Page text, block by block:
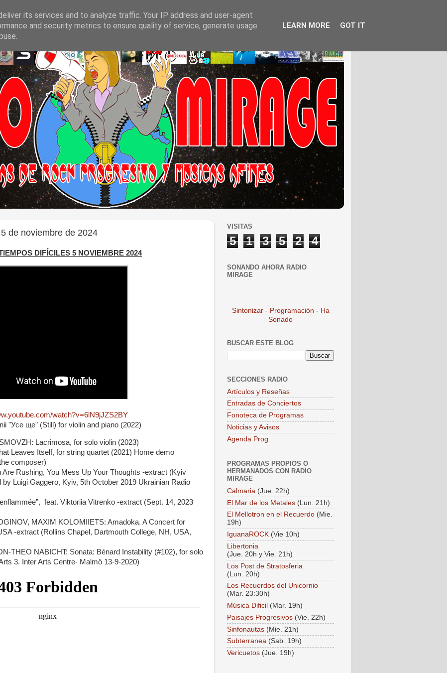
de noviembre de 2024
DIFÍCILES 5 NOVIEMBRE 2024
watch?v=6lN9jJZS2BY
"Усе ще" (Still) for violin and piano (2022)
Lacrimosa, for solo violin (2023)
Leaves Itself, for string quartet (2021) Home demo
composer)
Are Rushing, You Mess Up Your Thoughts -extract (Kyiv
Luigi Gaggero, Kyiv, 5th October 2019 Ukrainian Radio
feat. Viktoriia Vitrenko -extract (Sept. 14, 2023
MAXIM KOLOMIIETS: Amadoka. A Concert for
-extract (Rollins Chapel, Dartmouth College, NH, USA,
THEO NABICHT: Sonata: Bénard Instability (#102), for solo
3. Inter Arts Centre- Malmö 13-9-2020)
VISITAS
5 1 3 5 2 4
SONANDO AHORA RADIO
MIRAGE
Sintonizar - Programación - Ha
Sonado
BUSCAR ESTE BLOG
SECCIONES RADIO
Artículos y Reseñas
Entradas de Conciertos
Fonoteca de Programas
Noticias y Avisos
Agenda Prog
PROGRAMAS PROPIOS O
HERMANADOS CON RADIO
MIRAGE
Calmaria (Jue. 22h)
El Mar de los Metales (Lun. 21h)
El Mellotron en el Recuerdo (Mie.
19h)
IguanaROCK (Vie 10h)
Libertonia
(Jue. 20h y Vie. 21h)
Los Post de Stratosferia
(Lun. 20h)
Los Recuerdos del Unicornio
(Mar. 23:30h)
Música Dificil (Mar. 19h)
Paisajes Progresivos (Vie. 22h)
Sinfonautas (Mie. 21h)
Subterranea (Sab. 19h)
Vericuetos (Jue. 19h)
its services and to analyze traffic. Your IP address and user-agent
and security metrics to ensure quality of service, generate usage
LEARN MORE GOT IT